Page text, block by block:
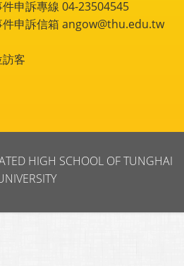
申訴專線 04-23504545
申訴信箱 angow@thu.edu.tw
客
HIGH SCHOOL OF TUNGHAI